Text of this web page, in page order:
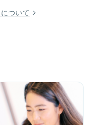
ついて